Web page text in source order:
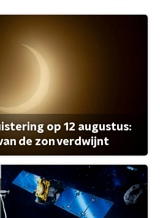
op 12 augustus:
de zon verdwijnt